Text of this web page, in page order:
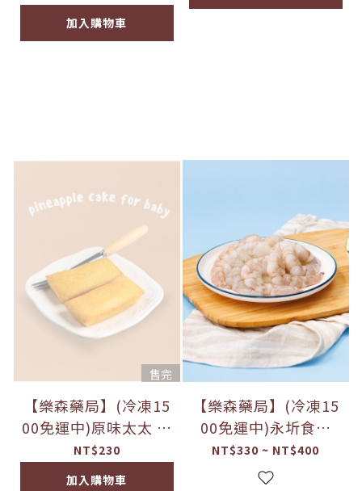
加入購物車
售完
【樂森藥局】(冷凍15
00免運中)原味太太 寶
寶鳳梨酥 (微調味) 12
M+(約6個/包)
NT$230
加入購物車
【樂森藥局】(冷凍15
00免運中)永圻食品
『台灣』現剝蝦仁-20
0g(須清洗再料理)
NT$330 ~ NT$400